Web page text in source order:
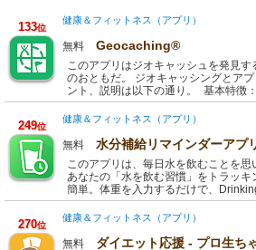
133位
健康＆フィットネス（アプリ）
無料 Geocaching®
このアプリはジオキャッシュを発見
のおともだ。 ジオキャッシングとア
ント、説明は以下の通り。 基本特徴
249位
健康＆フィットネス（アプリ）
無料 水分補給リマインダーアプ
このアプリは、毎日水を飲むことを思
あなたの「水を飲む習慣」をトラッ
簡単。体重を入力するだけで、
270位
健康＆フィットネス（アプリ）
無料 ダイエット応援 - プロ生ち